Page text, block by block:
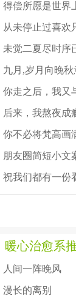
得偿所愿是世界
从未停止过喜欢
未觉二夏尽时序
九月,岁月向晚秋
你走之后，我又
后来，我熬夜成
你不必将梵高画
朋友圈简短小文
祝我们都有一份
暖心治愈系
人间一阵晚风
漫长的离别